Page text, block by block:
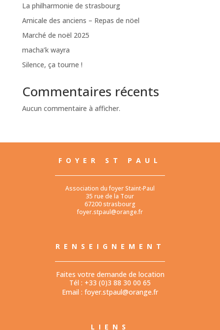
La philharmonie de strasbourg
Amicale des anciens – Repas de nöel
Marché de noël 2025
macha’k wayra
Silence, ça tourne !
Commentaires récents
Aucun commentaire à afficher.
FOYER ST PAUL
Association du foyer Staint-Paul
35 rue de la Tour
67200 strasbourg
foyer.stpaul@orange.fr
RENSEIGNEMENT
Faites votre demande de location
Tél : +33 (0)3 88 30 00 65
Email : foyer.stpaul@orange.fr
LIENS